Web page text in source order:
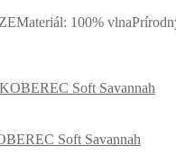
100%
Soft Savannah